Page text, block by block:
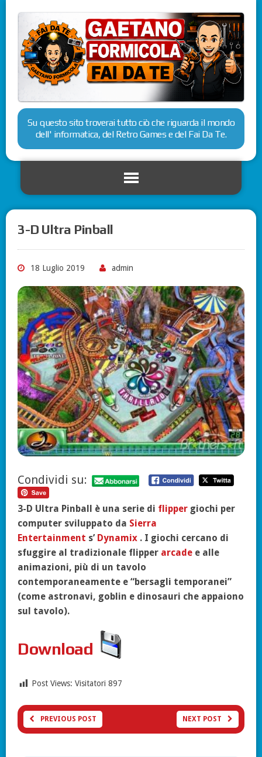
Su questo sito troverai tutto ciò che riguarda il mondo
dell' informatica, del Retro Games e del Fai Da Te.
3-D Ultra Pinball
18 Luglio 2019 admin
Condividi su:
3-D Ultra Pinball è una serie di flipper giochi per
computer sviluppato da Sierra
Entertainment s’ Dynamix . I giochi cercano di
sfuggire al tradizionale flipper arcade e alle
animazioni, più di un tavolo
contemporaneamente e “bersagli temporanei”
(come astronavi, goblin e dinosauri che appaiono
sul tavolo).
Download
Post Views: Visitatori 897
PREVIOUS POST NEXT POST